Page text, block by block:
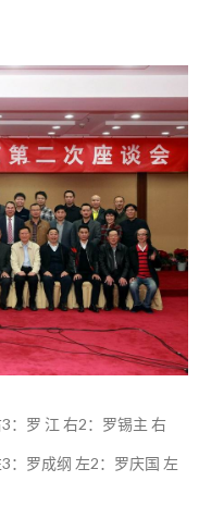
：罗 江 右2：罗锡主 右
：罗成纲 左2：罗庆国 左